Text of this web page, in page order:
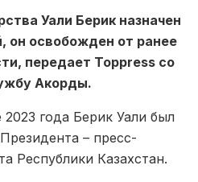
Уали Берик назначен
он освобожден от ранее
передает Toppress со
Акорды.
года Берик Уали был
– пресс-
Республики Казахстан.